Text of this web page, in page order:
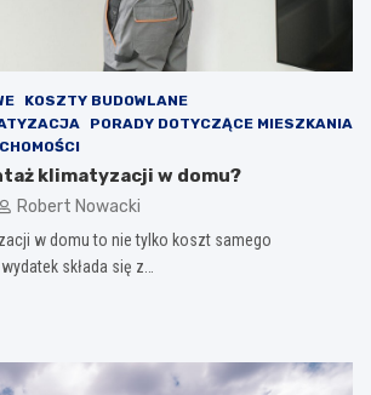
KOSZTY BUDOWLANE
PORADY DOTYCZĄCE MIESZKANIA
klimatyzacji w domu?
Robert Nowacki
w domu to nie tylko koszt samego
składa się z…